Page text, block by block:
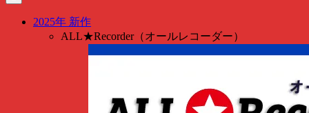
…
2025年 新作
ALL★Recorder（オールレコーダー）